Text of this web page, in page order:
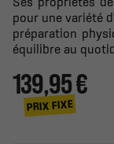
pour une variété
préparation
équilibre au
139,95 €
PRIX FIXE